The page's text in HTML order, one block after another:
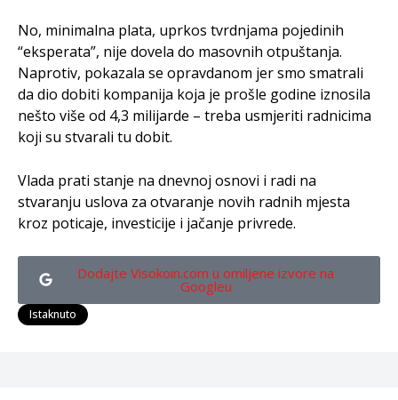
No, minimalna plata, uprkos tvrdnjama pojedinih
“eksperata”, nije dovela do masovnih otpuštanja.
Naprotiv, pokazala se opravdanom jer smo smatrali
da dio dobiti kompanija koja je prošle godine iznosila
nešto više od 4,3 milijarde – treba usmjeriti radnicima
koji su stvarali tu dobit.
Vlada prati stanje na dnevnoj osnovi i radi na
stvaranju uslova za otvaranje novih radnih mjesta
kroz poticaje, investicije i jačanje privrede.
Dodajte Visokoin.com u omiljene izvore na
Googleu
Istaknuto